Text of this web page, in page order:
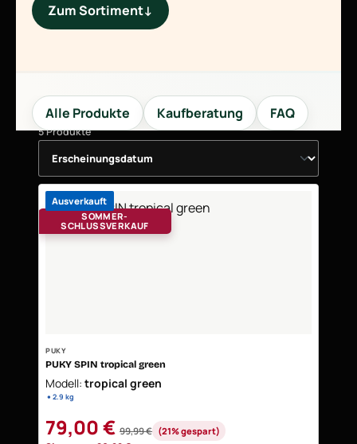
Zum Sortiment↓
Alle Produkte Kaufberatung FAQ
5 Produkte
SOMMER-
SCHLUSSVERKAUF
Ausverkauft
PUKY
PUKY SPIN tropical green
Modell: tropical green
• 2.9 kg
Verkaufspreis:
79,00 € Regulärer Preis:
99,99 € (21% gespart)